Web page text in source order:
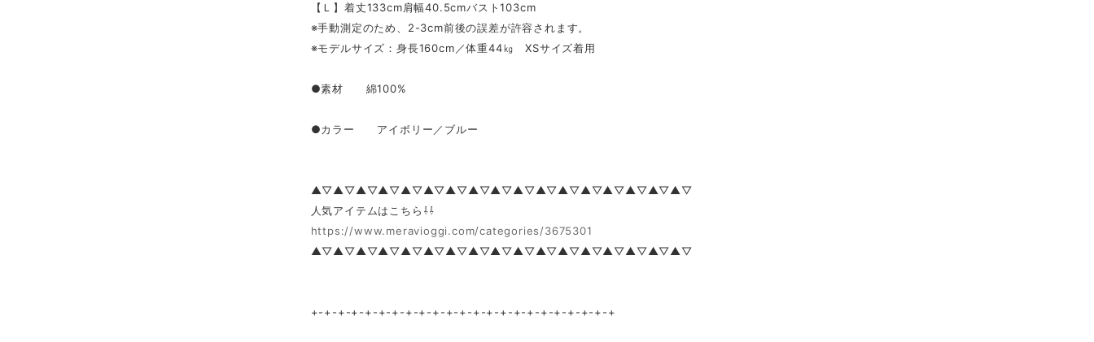
【Ｌ】着丈133cm肩幅40.5cmバスト103cm
※手動測定のため、2-3cm前後の誤差が許容されます。
※モデルサイズ：身長160cm／体重44㎏ XSサイズ着用
●素材 綿100%
●カラー アイボリー／ブルー
▲▽▲▽▲▽▲▽▲▽▲▽▲▽▲▽▲▽▲▽▲▽▲▽▲▽▲▽▲▽▲▽▲▽
人気アイテムはこちら⇩⇩
https://www.meravioggi.com/categories/3675301
▲▽▲▽▲▽▲▽▲▽▲▽▲▽▲▽▲▽▲▽▲▽▲▽▲▽▲▽▲▽▲▽▲▽
+-+-+-+-+-+-+-+-+-+-+-+-+-+-+-+-+-+-+-+-+-+-+